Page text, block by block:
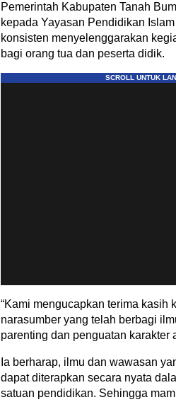
Pemerintah Kabupaten Tanah
kepada Yayasan Pendidikan
konsisten menyelenggarakan
bagi orang tua dan peserta didik.
“Kami mengucapkan terima kasih
narasumber yang telah berbagi
parenting dan penguatan karakter
Ia berharap, ilmu dan wawasan
dapat diterapkan secara nyata
satuan pendidikan. Sehingga